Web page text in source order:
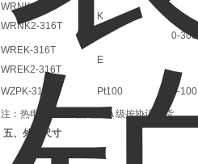
WRNK-316T
WRNK2-316T
K
0-300
WREK-316T
WREK2-316T
E
WZPK-316T Pt100 0-100
注：热电偶 I 级，热电阻 A 级按协议订货。
五、外形尺寸